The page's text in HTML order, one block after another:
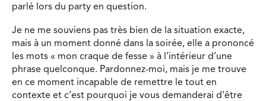
parlé lors du party en question.
Je ne me souviens pas très bien de la situation exacte,
mais à un moment donné dans la soirée, elle a prononcé
les mots « mon craque de fesse » à l’intérieur d’une
phrase quelconque. Pardonnez-moi, mais je me trouve
en ce moment incapable de remettre le tout en
contexte et c’est pourquoi je vous demanderai d’être